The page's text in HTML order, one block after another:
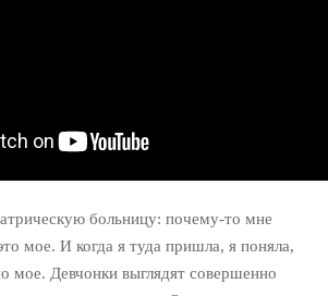
больницу: почему-то мне
мое. И когда я туда пришла, я поняла,
мое. Девчонки выглядят совершенно